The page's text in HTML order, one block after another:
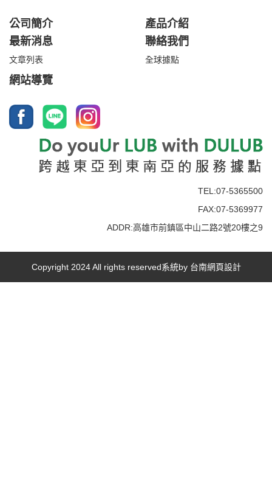
公司簡介
產品介紹
最新消息
文章列表
聯絡我們
全球據點
網站導覽
TEL:07-5365500
FAX:07-5369977
ADDR:高雄市前鎮區中山二路2號20樓之9
Copyright 2024 All rights reserved系統by 台南網頁設計